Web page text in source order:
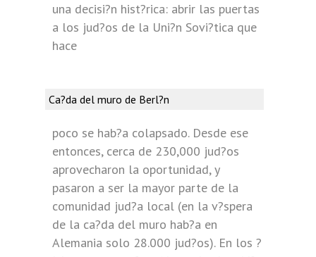
una decisi?n hist?rica: abrir las puertas
a los jud?os de la Uni?n Sovi?tica que
hace
Ca?da del muro de Berl?n
poco se hab?a colapsado. Desde ese
entonces, cerca de 230,000 jud?os
aprovecharon la oportunidad, y
pasaron a ser la mayor parte de la
comunidad jud?a local (en la v?spera
de la ca?da del muro hab?a en
Alemania solo 28.000 jud?os). En los ?